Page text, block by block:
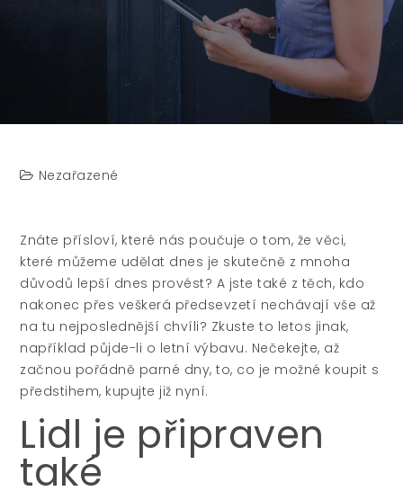
Nezařazené
Znáte přísloví, které nás poučuje o tom, že věci,
které můžeme udělat dnes je skutečně z mnoha
důvodů lepší dnes provést? A jste také z těch, kdo
nakonec přes veškerá předsevzetí nechávají vše až
na tu nejposlednější chvíli? Zkuste to letos jinak,
například půjde-li o letní výbavu. Nečekejte, až
začnou pořádně parné dny, to, co je možné koupit s
předstihem, kupujte již nyní.
Lidl je připraven
také